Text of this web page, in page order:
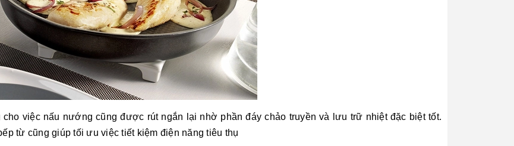
việc nấu nướng cũng được rút ngắn lại nhờ phần đáy chảo truyền và lưu trữ nhiệt đặc biệt tốt.
từ cũng giúp tối ưu việc tiết kiệm điện năng tiêu thụ